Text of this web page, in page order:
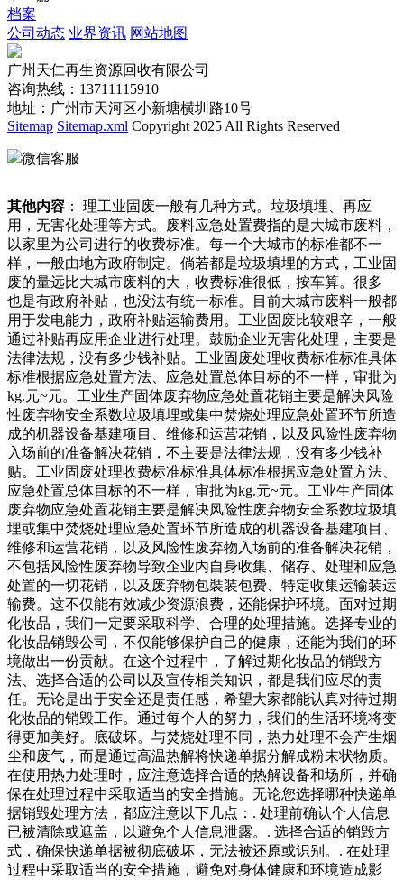
档案
公司动态 业界资讯 网站地图
广州天仁再生资源回收有限公司
咨询热线：13711115910
地址：广州市天河区小新塘横圳路10号
Sitemap Sitemap.xml Copyright 2025 All Rights Reserved
微信客服
其他内容 ： 理工业固废一般有几种方式。垃圾填埋、再应
用，无害化处理等方式。废料应急处置费指的是大城市废料，
以家里为公司进行的收费标准。每一个大城市的标准都不一
样，一般由地方政府制定。倘若都是垃圾填埋的方式，工业固
废的量远比大城市废料的大，收费标准很低，按车算。很多
也是有政府补贴，也没法有统一标准。目前大城市废料一般都
用于发电能力，政府补贴运输费用。工业固废比较艰辛，一般
通过补贴再应用企业进行处理。鼓励企业无害化处理，主要是
法律法规，没有多少钱补贴。工业固废处理收费标准标准具体
标准根据应急处置方法、应急处置总体目标的不一样，审批为
kg.元~元。工业生产固体废弃物应急处置花销主要是解决风险
性废弃物安全系数垃圾填埋或集中焚烧处理应急处置环节所造
成的机器设备基建项目、维修和运营花销，以及风险性废弃物
入场前的准备解决花销，不主要是法律法规，没有多少钱补
贴。工业固废处理收费标准标准具体标准根据应急处置方法、
应急处置总体目标的不一样，审批为kg.元~元。工业生产固体
废弃物应急处置花销主要是解决风险性废弃物安全系数垃圾填
埋或集中焚烧处理应急处置环节所造成的机器设备基建项目、
维修和运营花销，以及风险性废弃物入场前的准备解决花销，
不包括风险性废弃物导致企业内自身收集、储存、处理和应急
处置的一切花销，以及废弃物包裝装包费、特定收集运输装运
输费。这不仅能有效减少资源浪费，还能保护环境。面对过期
化妆品，我们一定要采取科学、合理的处理措施。选择专业的
化妆品销毁公司，不仅能够保护自己的健康，还能为我们的环
境做出一份贡献。在这个过程中，了解过期化妆品的销毁方
法、选择合适的公司以及宣传相关知识，都是我们应尽的责
任。无论是出于安全还是责任感，希望大家都能认真对待过期
化妆品的销毁工作。通过每个人的努力，我们的生活环境将变
得更加美好。底破坏。与焚烧处理不同，热力处理不会产生烟
尘和废气，而是通过高温热解将快递单据分解成粉末状物质。
在使用热力处理时，应注意选择合适的热解设备和场所，并确
保在处理过程中采取适当的安全措施。无论您选择哪种快递单
据销毁处理方法，都应注意以下几点：. 处理前确认个人信息
已被清除或遮盖，以避免个人信息泄露。. 选择合适的销毁方
式，确保快递单据被彻底破坏，无法被还原或识别。. 在处理
过程中采取适当的安全措施，避免对身体健康和环境造成影